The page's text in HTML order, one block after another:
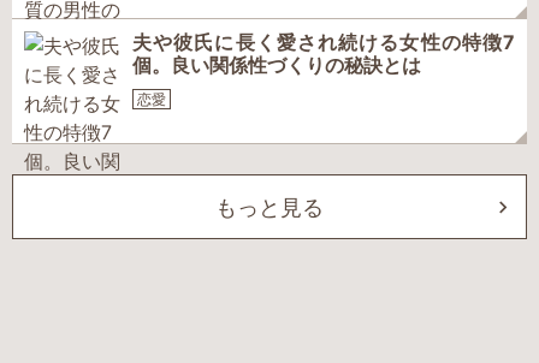
夫や彼氏に長く愛され続ける女性の特徴7
個。良い関係性づくりの秘訣とは
恋愛
もっと見る